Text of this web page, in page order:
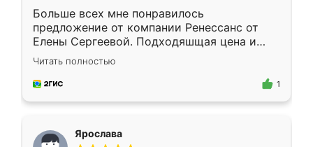
Больше всех мне понравилось
предложение от компании Ренессанс от
Елены Сергеевой. Подходяшщая цена и
короткие сроки изготовления. Приехавший
для замера сотрудник Владислав
предложил по моему эскизу самый
Читать полностью
1
Ярослава